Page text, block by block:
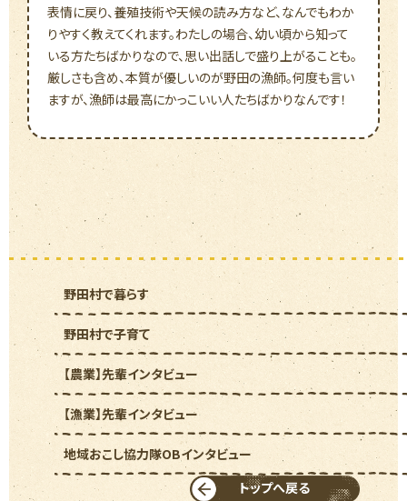
表情に戻り、養殖技術や天候の読み方など、なんでもわか
りやすく教えてくれます。わたしの場合、幼い頃から知って
いる方たちばかりなので、思い出話しで盛り上がることも。
厳しさも含め、本質が優しいのが野田の漁師。何度も言い
ますが、漁師は最高にかっこいい人たちばかりなんです！
野田村で暮らす
野田村で子育て
【農業】先輩インタビュー
【漁業】先輩インタビュー
地域おこし協力隊OBインタビュー
トップへ戻る